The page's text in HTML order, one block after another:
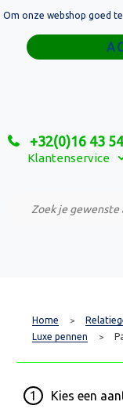
+32(0)16 43
Klantenservice
Home
Relatiegeschenken
Custom Made Projecten
Home >
Luxe pennen >
1 Kies een
Om onze webshop goed